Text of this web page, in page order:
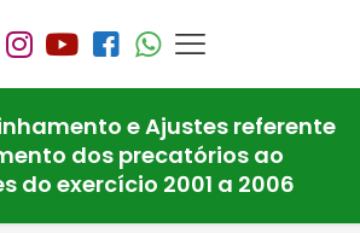
e Ajustes referente
dos precatórios ao
do exercício 2001 a 2006